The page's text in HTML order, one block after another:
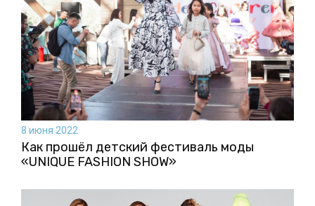
8 июня 2022
Как прошёл детский фестиваль моды
«UNIQUE FASHION SHOW»